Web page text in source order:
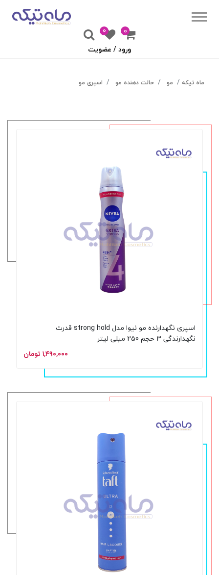
۰
0
ورود / عضویت
ماه تیکه مو حالت دهنده مو اسپری مو
اسپری نگهدارنده مو نیوا مدل strong hold قدرت
نگهدارندگی 3 حجم 250 میلی لیتر
۱,۴۹۰,۰۰۰ تومان